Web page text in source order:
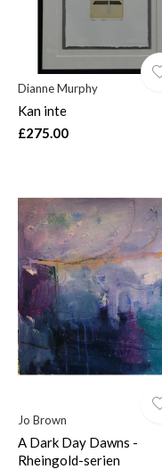
Dianne Murphy
Kan inte
£275.00
Jo Brown
A Dark Day Dawns -
Rheingold-serien